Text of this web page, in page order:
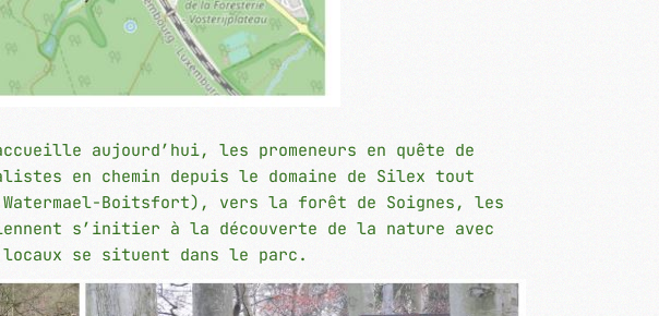
aujourd’hui, les promeneurs en quête de
en chemin depuis le domaine de Silex tout
Watermael-Boitsfort), vers la forêt de Soignes, les
s’initier à la découverte de la nature avec
locaux se situent dans le parc.